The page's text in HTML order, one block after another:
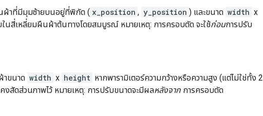
ผ้าที่มีมุมซ้ายบนอยู่ที่พิกัด ( x_position , y_position ) และขนาด width x
สี่เหลี่ยมผืนผ้าต้นทางโดยสมบูรณ์ หมายเหตุ: การครอบตัด จะใช้ก่อนการปรับ
าขนาด width x height หากพารามิเตอร์ความกว้างหรือความสูง (แต่ไม่ใช่ทั้ง 2
งสัดส่วนภาพไว้ หมายเหตุ: การปรับขนาดจะมีผลหลังจาก การครอบตัด